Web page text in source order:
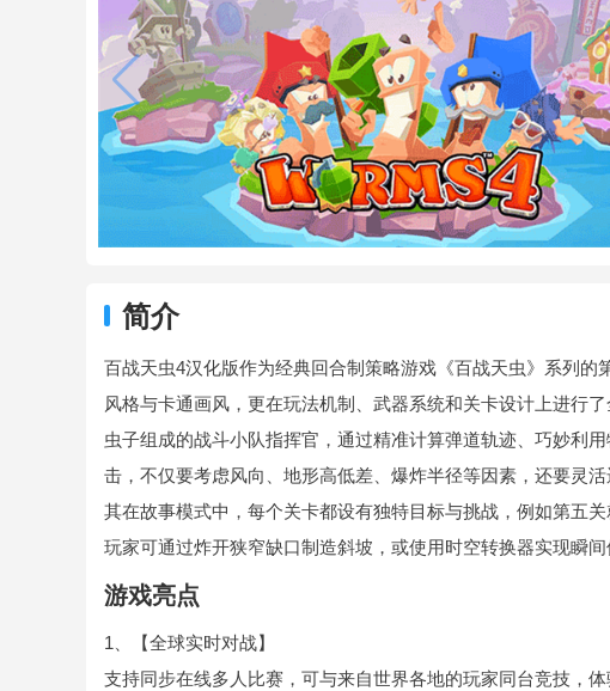
简介
百战天虫4汉化版作为经典回合制策略游戏《百战天虫》系列
风格与卡通画风，更在玩法机制、武器系统和关卡设计上进行
虫子组成的战斗小队指挥官，通过精准计算弹道轨迹、巧妙利
击，不仅要考虑风向、地形高低差、爆炸半径等因素，还要灵
其在故事模式中，每个关卡都设有独特目标与挑战，例如第五
玩家可通过炸开狭窄缺口制造斜坡，或使用时空转换器实现瞬间
游戏亮点
1、【全球实时对战】
支持同步在线多人比赛，可与来自世界各地的玩家同台竞技，体